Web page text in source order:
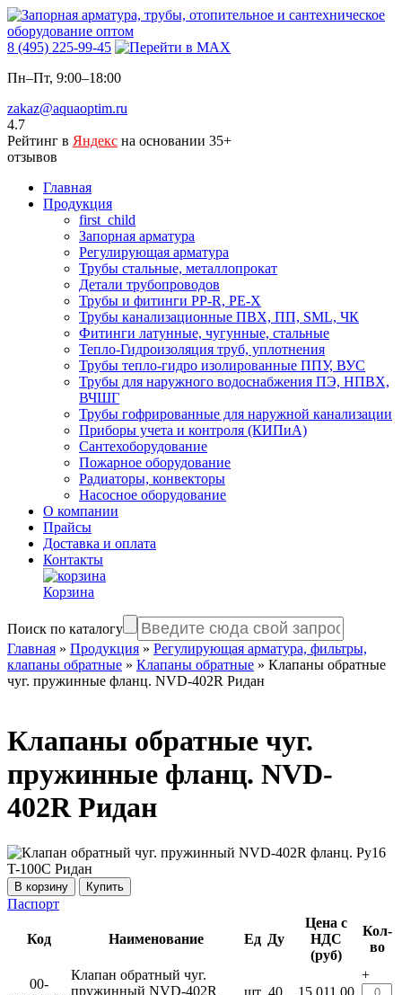
8 (495) 225-99-45
Пн–Пт, 9:00–18:00
zakaz@aquaoptim.ru
4.7
Рейтинг в Яндекс на основании 35+
отзывов
Главная
Продукция
first_child
Запорная арматура
Регулирующая арматура
Трубы стальные, металлопрокат
Детали трубопроводов
Трубы и фитинги PP-R, PE-X
Трубы канализационные ПВХ, ПП, SML, ЧК
Фитинги латунные, чугунные, стальные
Тепло-Гидроизоляция труб, уплотнения
Трубы тепло-гидро изолированные ППУ, ВУС
Трубы для наружного водоснабжения ПЭ, НПВХ,
ВЧШГ
Трубы гофрированные для наружной канализации
Приборы учета и контроля (КИПиА)
Сантехоборудование
Пожарное оборудование
Радиаторы, конвекторы
Насосное оборудование
О компании
Прайсы
Доставка и оплата
Контакты
Корзина
Поиск по каталогу
Главная » Продукция » Регулирующая арматура, фильтры,
клапаны обратные » Клапаны обратные » Клапаны обратные
чуг. пружинные фланц. NVD-402R Ридан
Клапаны обратные чуг.
пружинные фланц. NVD-
402R Ридан
Купить
Паспорт
Код Наименование Ед Ду
Цена с
НДС
(руб)
Кол-
во
00-
Клапан обратный чуг.
пружинный NVD-402R
+